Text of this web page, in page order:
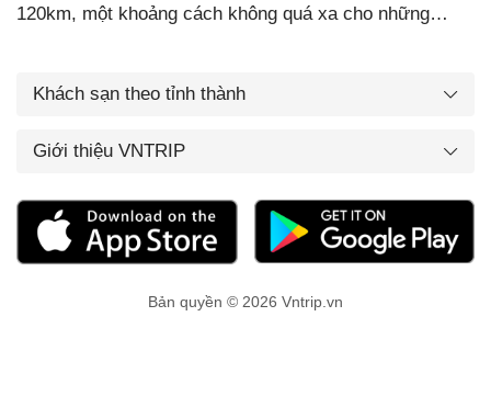
120km, một khoảng cách không quá xa cho những…
Khách sạn theo tỉnh thành
Giới thiệu VNTRIP
Bản quyền © 2026 Vntrip.vn